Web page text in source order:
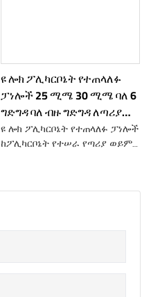
ዩ ሎክ ፖሊካርቦኔት የተጠላለፉ
ፓነሎች 25 ሚሜ 30 ሚሜ ባለ 6
ግድግዳ ባለ ብዙ ግድግዳ ለጣሪያ
ስርዓት
ዩ ሎክ ፖሊካርቦኔት የተጠላለፉ ፓነሎች
ከፖሊካርቦኔት የተሠራ የጣሪያ ወይም